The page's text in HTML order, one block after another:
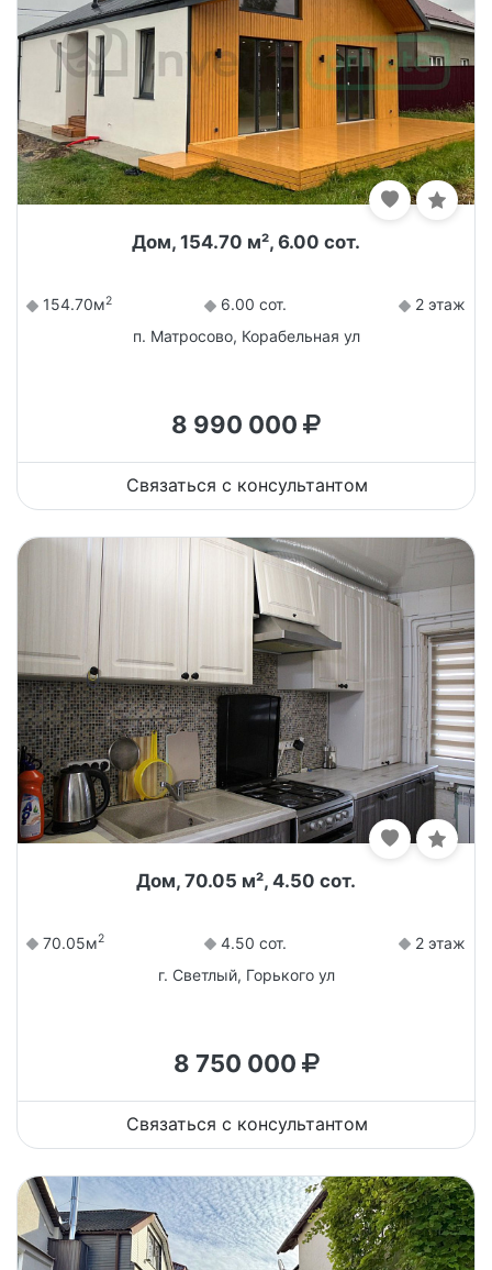
Дом, 154.70 м², 6.00 сот.
154.70м2 6.00 сот.
2 этаж
п. Матросово, Корабельная ул
8 990 000
Связаться с консультантом
Дом, 70.05 м², 4.50 сот.
70.05м2 4.50 сот.
2 этаж
г. Светлый, Горького ул
8 750 000
Связаться с консультантом